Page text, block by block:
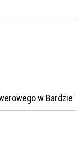
w Bardzie